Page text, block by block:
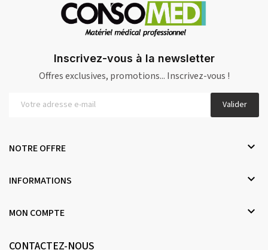
Inscrivez-vous à la newsletter
Offres exclusives, promotions... Inscrivez-vous !
Valider
NOTRE OFFRE 
INFORMATIONS 
MON COMPTE 
CONTACTEZ-NOUS